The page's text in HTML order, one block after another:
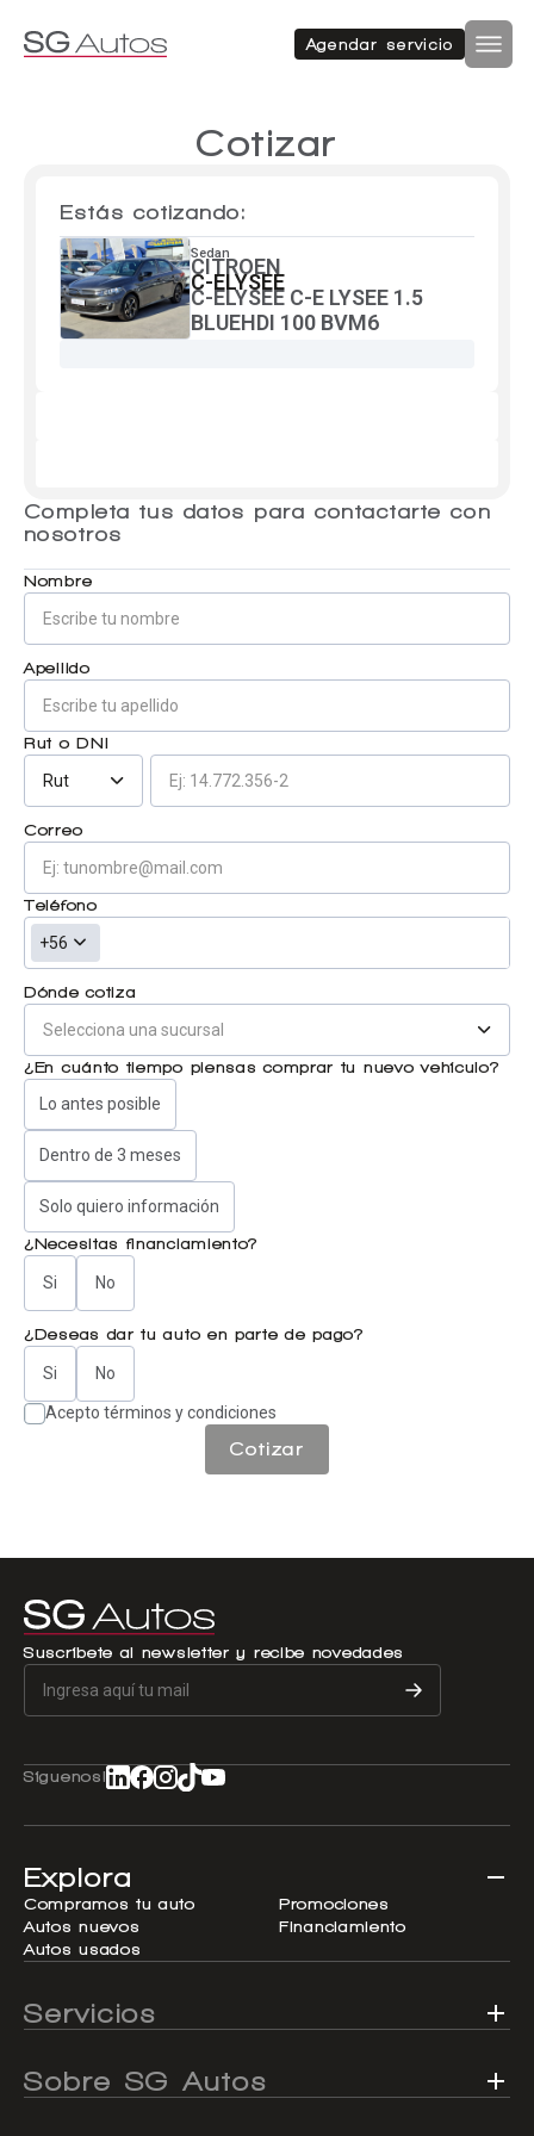
Agendar servicio
Autos usados
Repuestos
Sucursales
Noticias
Centro de ayuda
Autos nuevos
Ver todo autos nuevos
Autos usados
Hatchback
Ver todo autos usados
Cotizar
Completa tus datos para contactarte con
nosotros
Nombre
Apellido
Rut o DNI
Rut
Correo
Teléfono
+56
Dónde cotiza
¿En cuánto tiempo piensas comprar tu nuevo vehículo?
Lo antes posible
Dentro de 3 meses
Solo quiero información
¿Necesitas financiamiento?
Si No
¿Deseas dar tu auto en parte de pago?
Si No
Acepto términos y condiciones
Cotizar
Estás cotizando:
Sedan
CITROEN
C-ELYSEE
C-ELYSEE C-E LYSEE 1.5
BLUEHDI 100 BVM6
Suscríbete al newsletter y recibe novedades
Síguenos!
Explora
Compramos tu auto
Autos nuevos
Autos usados
Promociones
Financiamiento
Servicios
Sobre SG Autos